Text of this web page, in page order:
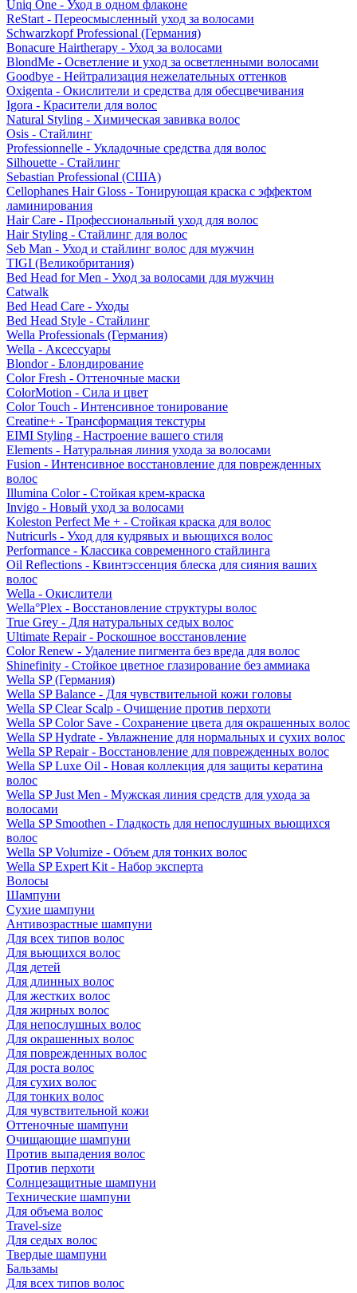
Uniq One - Уход в одном флаконе
ReStart - Переосмысленный уход за волосами
Schwarzkopf Professional (Германия)
Bonacure Hairtherapy - Уход за волосами
BlondMe - Осветление и уход за осветленными волосами
Goodbye - Нейтрализация нежелательных оттенков
Oxigenta - Окислители и средства для обесцвечивания
Igora - Красители для волос
Natural Styling - Химическая завивка волос
Osis - Стайлинг
Professionnelle - Укладочные средства для волос
Silhouette - Стайлинг
Sebastian Professional (США)
Cellophanes Hair Gloss - Тонирующая краска с эффектом
ламинирования
Hair Care - Профессиональный уход для волос
Hair Styling - Стайлинг для волос
Seb Man - Уход и стайлинг волос для мужчин
TIGI (Великобритания)
Bed Head for Men - Уход за волосами для мужчин
Catwalk
Bed Head Care - Уходы
Bed Head Style - Стайлинг
Wella Professionals (Германия)
Wella - Аксессуары
Blondor - Блондирование
Color Fresh - Оттеночные маски
ColorMotion - Сила и цвет
Color Touch - Интенсивное тонирование
Creatine+ - Трансформация текстуры
EIMI Styling - Настроение вашего стиля
Elements - Натуральная линия ухода за волосами
Fusion - Интенсивное восстановление для поврежденных
волос
Illumina Color - Стойкая крем-краска
Invigo - Новый уход за волосами
Koleston Perfect Me + - Стойкая краска для волос
Nutricurls - Уход для кудрявых и вьющихся волос
Performance - Классика современного стайлинга
Oil Reflections - Квинтэссенция блеска для сияния ваших
волос
Wella - Окислители
Wella°Plex - Восстановление структуры волос
True Grey - Для натуральных седых волос
Ultimate Repair - Роскошное восстановление
Color Renew - Удаление пигмента без вреда для волос
Shinefinity - Стойкое цветное глазирование без аммиака
Wella SP (Германия)
Wella SP Balance - Для чувствительной кожи головы
Wella SP Clear Scalp - Очищение против перхоти
Wella SP Color Save - Сохранение цвета для окрашенных волос
Wella SP Hydrate - Увлажнение для нормальных и сухих волос
Wella SP Repair - Восстановление для поврежденных волос
Wella SP Luxe Oil - Новая коллекция для защиты кератина
волос
Wella SP Just Men - Мужская линия средств для ухода за
волосами
Wella SP Smoothen - Гладкость для непослушных вьющихся
волос
Wella SP Volumize - Объем для тонких волос
Wella SP Expert Kit - Набор эксперта
Волосы
Шампуни
Сухие шампуни
Антивозрастные шампуни
Для всех типов волос
Для вьющихся волос
Для детей
Для длинных волос
Для жестких волос
Для жирных волос
Для непослушных волос
Для окрашенных волос
Для поврежденных волос
Для роста волос
Для сухих волос
Для тонких волос
Для чувствительной кожи
Оттеночные шампуни
Очищающие шампуни
Против выпадения волос
Против перхоти
Солнцезащитные шампуни
Технические шампуни
Для объема волос
Travel-size
Для седых волос
Твердые шампуни
Бальзамы
Для всех типов волос